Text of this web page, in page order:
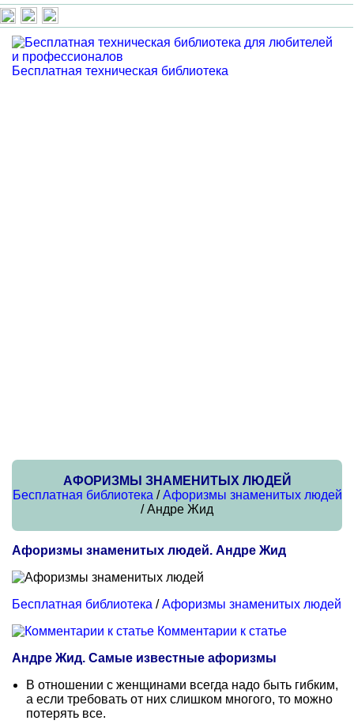
Бесплатная техническая библиотека
АФОРИЗМЫ ЗНАМЕНИТЫХ ЛЮДЕЙ
Бесплатная библиотека /Афоризмы знаменитых людей
/ Андре Жид
Афоризмы знаменитых людей. Андре Жид
Бесплатная библиотека /Афоризмы знаменитых людей
Комментарии к статье
Андре Жид. Самые известные афоризмы
В отношении с женщинами всегда надо быть гибким,
а если требовать от них слишком многого, то можно
потерять все.